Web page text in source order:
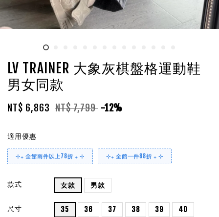
LV TRAINER 大象灰棋盤格運動鞋
男女同款
NT$ 6,863 NT$ 7,799 -12%
適用優惠
⊹₊ 全館兩件以上78折 ₊ ⊹ ⊹₊ 全館一件88折 ₊ ⊹
款式 女款 男款
尺寸 35 36 37 38 39
40